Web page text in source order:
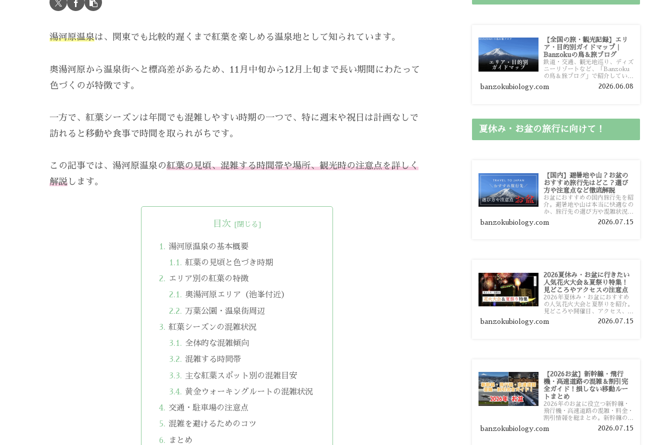
湯河原温泉は、関東でも比較的遅くまで紅葉を楽しめる温泉地として知られています。
奥湯河原から温泉街へと標高差があるため、11月中旬から12月上旬まで長い期間にわたって
色づくのが特徴です。
一方で、紅葉シーズンは年間でも混雑しやすい時期の一つで、特に週末や祝日は計画なしで
訪れると移動や食事で時間を取られがちです。
この記事では、湯河原温泉の紅葉の見頃、混雑する時間帯や場所、観光時の注意点を詳しく
解説 します。
目次
湯河原温泉の基本概要
紅葉の見頃と色づき時期
エリア別の紅葉の特徴
奥湯河原エリア（池峯付近）
万葉公園・温泉街周辺
紅葉シーズンの混雑状況
全体的な混雑傾向
混雑する時間帯
主な紅葉スポット別の混雑目安
黄金ウォーキングルートの混雑状況
交通・駐車場の注意点
混雑を避けるためのコツ
まとめ
【全国の旅・観光記録】エリ
ア・目的別ガイドマップ｜
Banzokuの鳥＆旅ブログ
鉄道・交通、観光地巡り、ディズ
ニーリゾートなど、「Banzoku
の鳥＆旅ブログ」で紹介している
全国の旅行・観光記録をエリアや
目的別に整理しました。あなたが
banzokubiology.com 2026.06.08
夏休み・お盆の旅行に向けて！
【国内】避暑地や山？お盆の
おすすめ旅行先はどこ？選び
方や注意点など徹底解説
お盆におすすめの国内旅行先を紹
介。避暑地や山は本当に快適なの
か、旅行先の選び方や混雑状況、
注意点、比較的混雑を避けやすい
おすすめスポットまで旅行前に役
banzokubiology.com 2026.07.15
2026夏休み・お盆に行きたい
人気花火大会＆夏祭り特集！
見どころやアクセスの注意点
2026年夏休み・お盆におすすめ
の人気花火大会と夏祭りを紹介。
見どころや開催日、アクセス、混
雑対策、旅行前に知っておきたい
注意点をわかりやすく解説しま
banzokubiology.com 2026.07.15
【2026お盆】新幹線・飛行
機・高速道路の混雑＆割引完
全ガイド！損しない移動ルー
トまとめ
2026年のお盆に役立つ新幹線・
飛行機・高速道路の混雑・料金・
割引情報を総まとめ。新幹線の予
約や最繁忙期料金、飛行機を安く
予約するコツ、高速道路の休日割
banzokubiology.com 2026.07.15